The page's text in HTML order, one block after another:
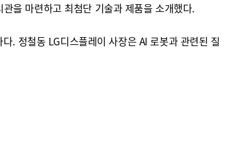
을 마련하고 최첨단 기술과 제품을 소개했다.
. 정철동 LG디스플레이 사장은 AI 로봇과 관련된 질